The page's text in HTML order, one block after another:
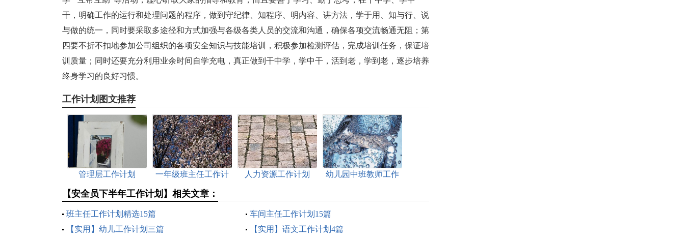
干，明确工作的运行和处理问题的程序，做到守纪律、知程序、明内容、讲方法，学于用、知与行、说
与做的统一，同时要采取多途径和方式加强与各级各类人员的交流和沟通，确保各项交流畅通无阻；第
四要不折不扣地参加公司组织的各项安全知识与技能培训，积极参加检测评估，完成培训任务，保证培
训质量；同时还要充分利用业余时间自学充电，真正做到干中学，学中干，活到老，学到老，逐步培养
终身学习的良好习惯。
工作计划图文推荐
管理层工作计划
一年级班主任工作计
人力资源工作计划
幼儿园中班教师工作
【安全员下半年工作计划】相关文章：
班主任工作计划精选15篇
车间主任工作计划15篇
【实用】幼儿工作计划三篇
【实用】语文工作计划4篇